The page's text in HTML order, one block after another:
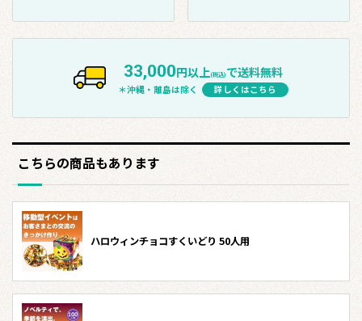
33,000円以上 (税込) で送料無料
＊沖縄・離島は除く 詳しくはこちら
こちらの商品もあります
ハロウィンチョコすくいどり 50人用